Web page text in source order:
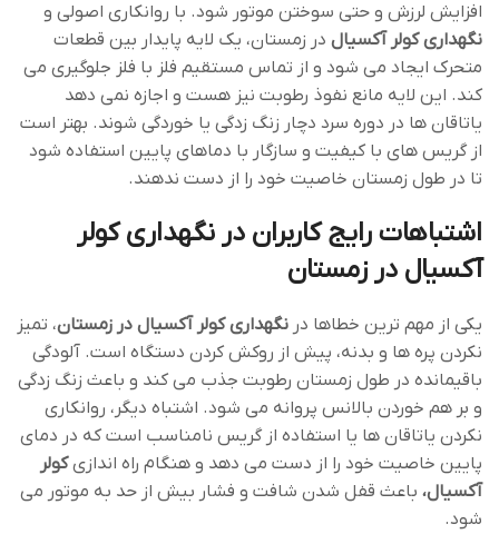
افزایش لرزش و حتی سوختن موتور شود. با روانکاری اصولی و
نگهداری کولر آکسیال در زمستان، یک لایه پایدار بین قطعات
متحرک ایجاد می ‌شود و از تماس مستقیم فلز با فلز جلوگیری می
‌کند. این لایه مانع نفوذ رطوبت نیز هست و اجازه نمی‌ دهد
یاتاقان ‌ها در دوره سرد دچار زنگ‌ زدگی یا خوردگی شوند. بهتر است
از گریس‌ های با کیفیت و سازگار با دماهای پایین استفاده شود
تا در طول زمستان خاصیت خود را از دست ندهند.
اشتباهات رایج کاربران در نگهداری کولر
آکسیال در زمستان
یکی از مهم ‌ترین خطاها در نگهداری کولر آکسیال در زمستان، تمیز
نکردن پره ‌ها و بدنه، پیش از روکش‌ کردن دستگاه است. آلودگی‌
باقیمانده در طول زمستان رطوبت جذب می‌ کند و باعث زنگ ‌زدگی
و بر هم خوردن بالانس پروانه می ‌شود. اشتباه دیگر، روانکاری
نکردن یاتاقان ‌ها یا استفاده از گریس نامناسب است که در دمای
پایین خاصیت خود را از دست می ‌دهد و هنگام راه ‌اندازیکولر
آکسیال، باعث قفل‌ شدن شافت و فشار بیش‌ از حد به موتور می
‌شود.